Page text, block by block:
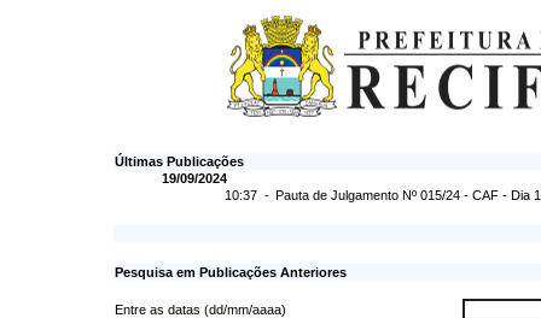
Últimas Publicações
19/09/2024
10:37 - Pauta de Julgamento Nº 015/24 - CAF - Dia
Pesquisa em Publicações Anteriores
Entre as datas (dd/mm/aaaa)